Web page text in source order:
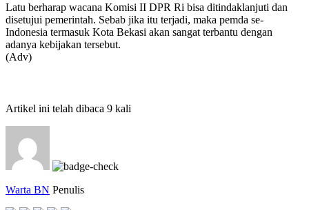
Latu berharap wacana Komisi II DPR Ri bisa ditindaklanjuti dan
disetujui pemerintah. Sebab jika itu terjadi, maka pemda se-
Indonesia termasuk Kota Bekasi akan sangat terbantu dengan
adanya kebijakan tersebut.
(Adv)
Artikel ini telah dibaca 9 kali
Warta BN Penulis